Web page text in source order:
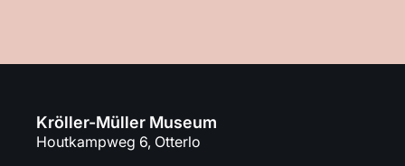
Kröller-Müller Museum
Houtkampweg 6, Otterlo